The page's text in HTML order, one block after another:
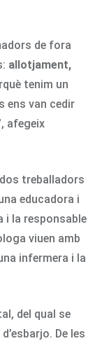
de fora
allotjament,
tenim un
ens van cedir
afegeix
treballadors
educadora i
i la responsable
viuen amb
infermera i la
del qual se
De les